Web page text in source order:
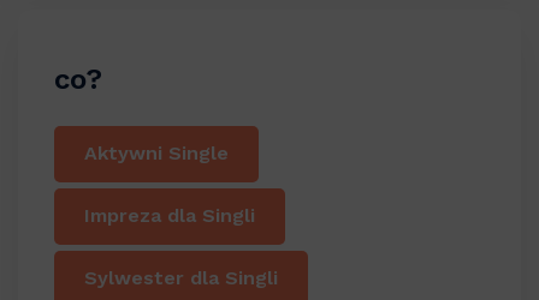
co?
Aktywni Single
Impreza dla Singli
Sylwester dla Singli